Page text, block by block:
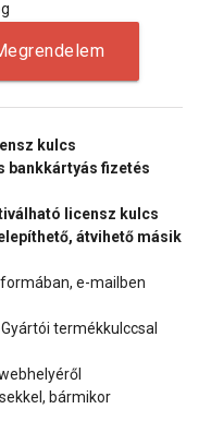
kulcs
bankkártyás fizetés
licensz kulcs
átvihető másik
e-mailben
termékkulccsal
bármikor